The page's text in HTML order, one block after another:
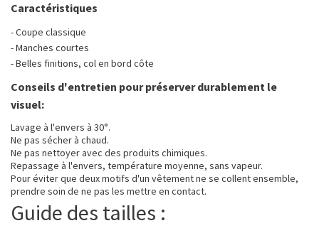
Caractéristiques
- Coupe classique
- Manches courtes
- Belles finitions, col en bord côte
Conseils d'entretien pour préserver durablement le
visuel:
Lavage à l'envers à 30°.
Ne pas sécher à chaud.
Ne pas nettoyer avec des produits chimiques.
Repassage à l'envers, température moyenne, sans vapeur.
Pour éviter que deux motifs d'un vêtement ne se collent ensemble,
prendre soin de ne pas les mettre en contact.
Guide des tailles :